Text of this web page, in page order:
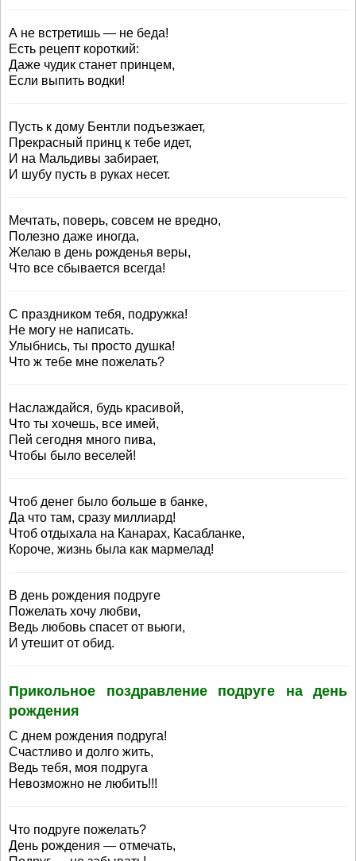
А не встретишь — не беда!
Есть рецепт короткий:
Даже чудик станет принцем,
Если выпить водки!
Пусть к дому Бентли подъезжает,
Прекрасный принц к тебе идет,
И на Мальдивы забирает,
И шубу пусть в руках несет.
Мечтать, поверь, совсем не вредно,
Полезно даже иногда,
Желаю в день рожденья веры,
Что все сбывается всегда!
С праздником тебя, подружка!
Не могу не написать.
Улыбнись, ты просто душка!
Что ж тебе мне пожелать?
Наслаждайся, будь красивой,
Что ты хочешь, все имей,
Пей сегодня много пива,
Чтобы было веселей!
Чтоб денег было больше в банке,
Да что там, сразу миллиард!
Чтоб отдыхала на Канарах, Касабланке,
Короче, жизнь была как мармелад!
В день рождения подруге
Пожелать хочу любви,
Ведь любовь спасет от вьюги,
И утешит от обид.
Прикольное поздравление подруге на день
рождения
С днем рождения подруга!
Счастливо и долго жить,
Ведь тебя, моя подруга
Невозможно не любить!!!
Что подруге пожелать?
День рождения — отмечать,